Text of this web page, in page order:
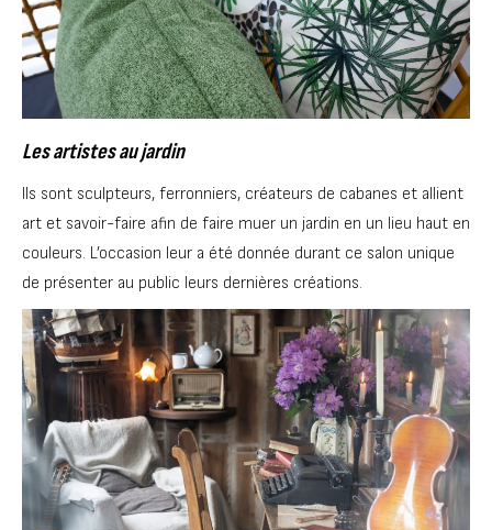
Les artistes au jardin
Ils sont sculpteurs, ferronniers, créateurs de cabanes et allient
art et savoir-faire afin de faire muer un jardin en un lieu haut en
couleurs. L’occasion leur a été donnée durant ce salon unique
de présenter au public leurs dernières créations.